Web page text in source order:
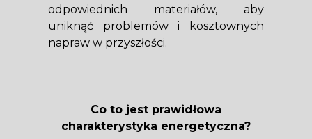
odpowiednich materiałów, aby
uniknąć problemów i kosztownych
napraw w przyszłości.
Co to jest prawidłowa
charakterystyka energetyczna?